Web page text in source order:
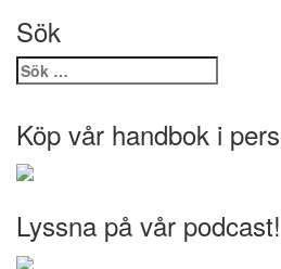
Sök
Köp vår handbok i
Lyssna på vår podcast!